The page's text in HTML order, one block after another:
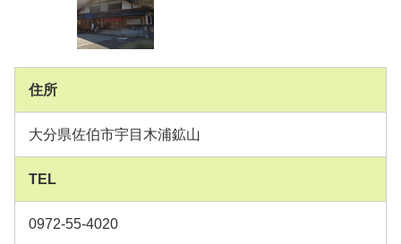
住所
大分県佐伯市宇目木浦鉱山
TEL
0972-55-4020